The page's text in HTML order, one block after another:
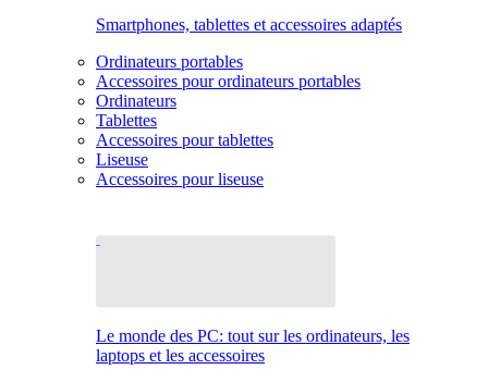
Smartphones, tablettes et accessoires adaptés
Ordinateurs portables
Accessoires pour ordinateurs portables
Ordinateurs
Tablettes
Accessoires pour tablettes
Liseuse
Accessoires pour liseuse
Le monde des PC: tout sur les ordinateurs, les
laptops et les accessoires